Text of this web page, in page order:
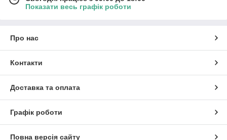
Показати весь графік роботи
Про нас
Контакти
Доставка та оплата
Графік роботи
Повна версія сайту